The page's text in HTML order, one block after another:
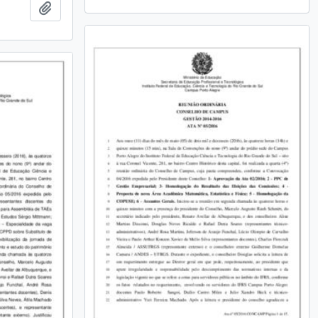
Adicionar a área de transferência